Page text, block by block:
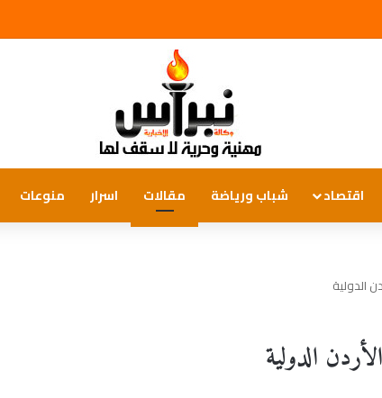
اقتصاد شباب ورياضة مقالات اسرار منوعات
الدولية
الدولية